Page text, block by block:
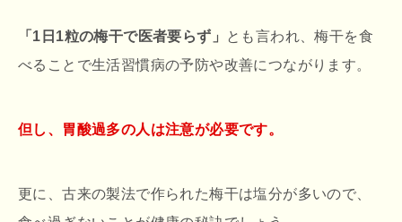
「1日1粒の梅干で医者要らず」
とも言われ、梅干を食
べることで生活習慣病の予防や改善につながります。
但し、胃酸過多の人は注意が必要です。
更に、古来の製法で作られた梅干は塩分が多いので、